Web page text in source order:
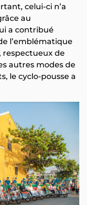
celui-ci n’a
au
a contribué
l’emblématique
respectueux de
autres modes de
le cyclo-pousse a